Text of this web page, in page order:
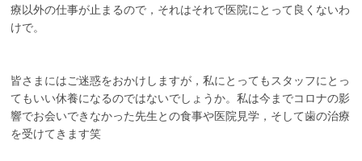
療以外の仕事が止まるので，それはそれで医院にとって良くないわ
けで。
皆さまにはご迷惑をおかけしますが，私にとってもスタッフにとっ
てもいい休養になるのではないでしょうか。私は今までコロナの影
響でお会いできなかった先生との食事や医院見学，そして歯の治療
を受けてきます笑